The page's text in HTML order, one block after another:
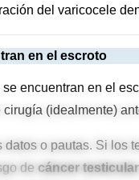
del varicocele
en el escroto
encuentran en el
(idealmente)
o pautas. Si los
de cáncer testicular